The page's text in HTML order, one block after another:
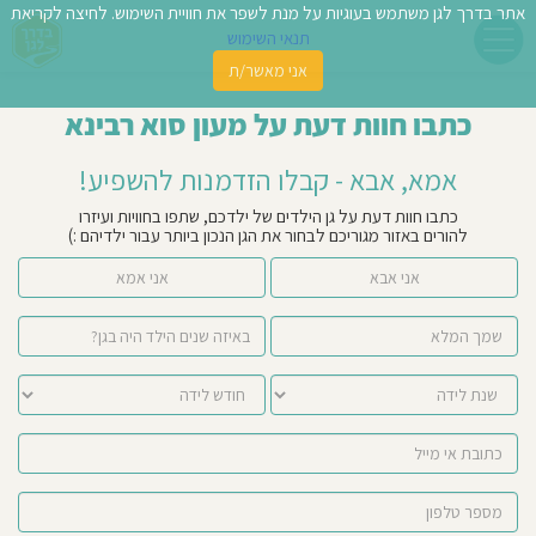
כתבו חוות דעת על מעון סוא רבינא
אמא, אבא - קבלו הזדמנות להשפיע!
כתבו חוות דעת על גן הילדים של ילדכם, שתפו בחוויות ועיזרו
להורים באזור מגוריכם לבחור את הגן הנכון ביותר עבור ילדיהם :)
אני אמא אני אבא
אתר בדרך לגן משתמש בעוגיות על מנת לשפר את חוויית השימוש. לחיצה לקריאת
תנאי השימוש
אני מאשר/ת